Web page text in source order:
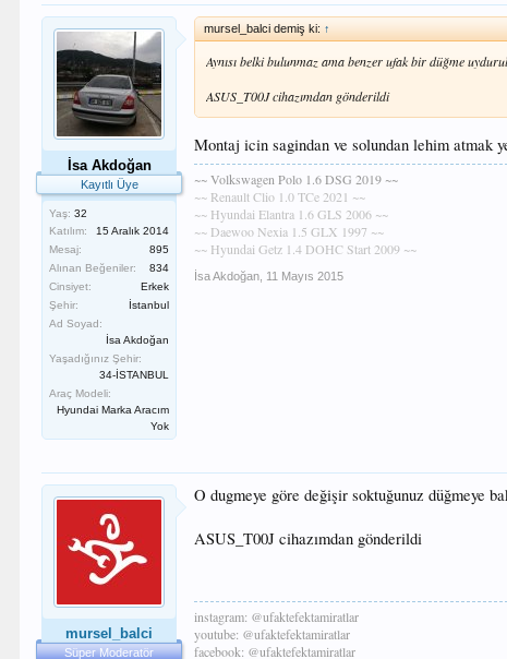
İsa Akdoğan
Kayıtlı Üye
Yaş: 32
Katılım:
15 Aralık 2014
Mesaj:
895
Alınan Beğeniler:
834
Cinsiyet:
Erkek
Şehir:
İstanbul
Ad Soyad:
İsa Akdoğan
Yaşadığınız Şehir:
34-İSTANBUL
Araç Modeli:
Hyundai Marka Aracım
Yok
mursel_balci demiş ki: ↑
Aynısı belki bulunmaz ama benzer ufak bir düğme
ASUS_T00J cihazımdan gönderildi
Montaj icin sagindan ve solundan lehim atmak
~~ Volkswagen Polo 1.6 DSG 2019 ~~
~~ Renault Clio 1.0 TCe 2021 ~~
~~ Hyundai Elantra 1.6 GLS 2006 ~~
~~ Daewoo Nexia 1.5 GLX 1997 ~~
~~ Hyundai Getz 1.4 DOHC Start 2009 ~~
İsa Akdoğan 11 Mayıs 2015
mursel_balci
Süper Moderatör
O dugmeye göre değişir soktuğunuz düğmeye
ASUS_T00J cihazımdan gönderildi
instagram: @ufaktefektamiratlar
youtube: @ufaktefektamiratlar
facebook: @ufaktefektamiratlar